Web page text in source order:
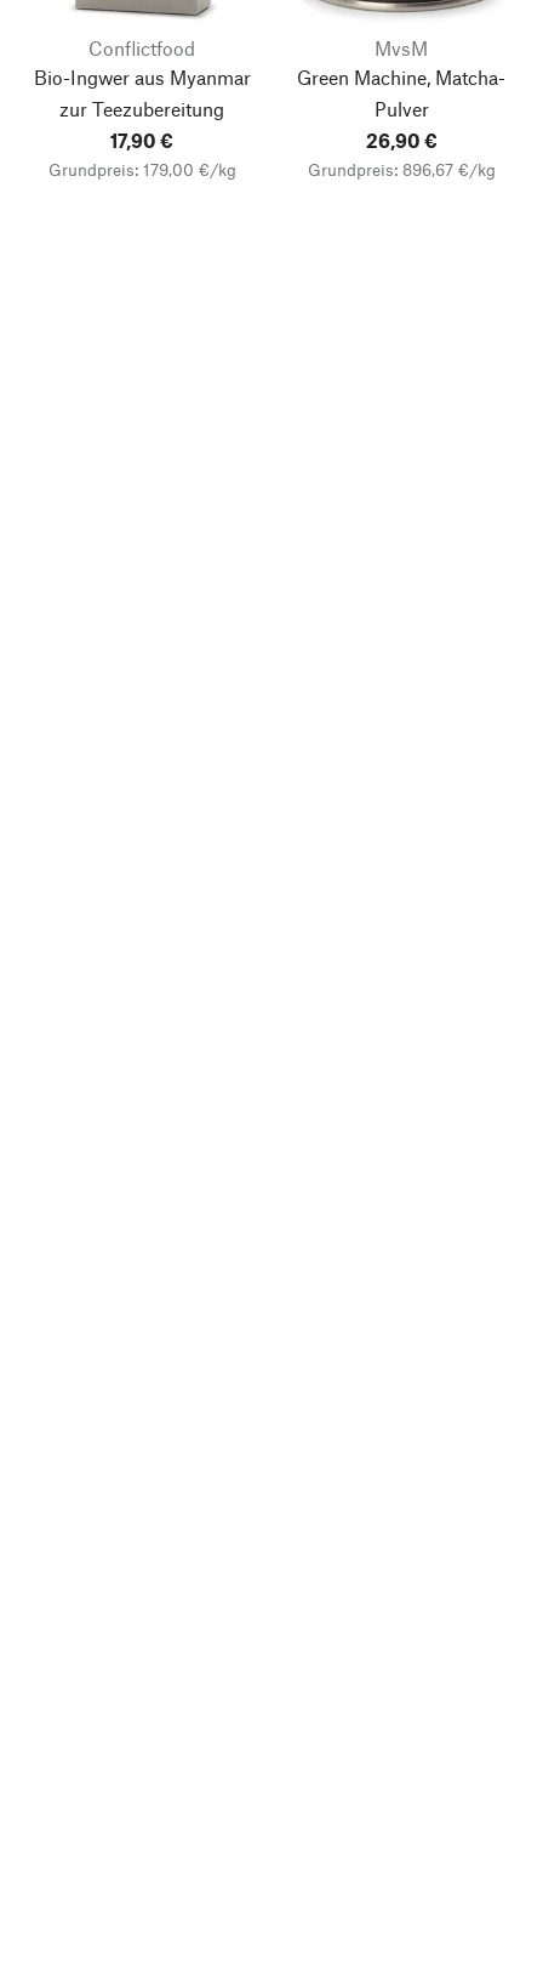
Conflictfood
Bio-Ingwer aus Myanmar
zur Teezubereitung
17,90 €
Grundpreis: 179,00 €/kg
MvsM
Green Machine, Matcha-
Pulver
26,90 €
Grundpreis: 896,67 €/kg